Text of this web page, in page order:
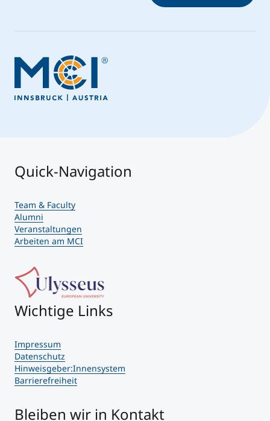
Quick-Navigation
Team & Faculty
Alumni
Veranstaltungen
Arbeiten am MCI
Wichtige Links
Impressum
Datenschutz
Hinweisgeber:Innensystem
Barrierefreiheit
Bleiben wir in Kontakt